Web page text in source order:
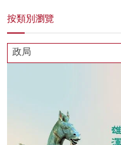
按類別瀏覽
政局